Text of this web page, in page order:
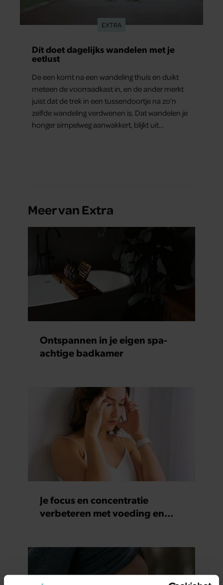
EXTRA
Dít doet dagelijks wandelen met je
eetlust
De een komt na een wandeling thuis en duikt
meteen de voorraadkast in, en de ander merkt
juist dat de trek in een tussendoortje na zo’n
zelfde wandeling verdwenen is. Dat wandelen je
honger simpelweg aanwakkert, blijkt uit
Meer van Extra
Ontspannen in je eigen spa-
achtige badkamer
Je focus en concentratie
verbeteren met voeding en